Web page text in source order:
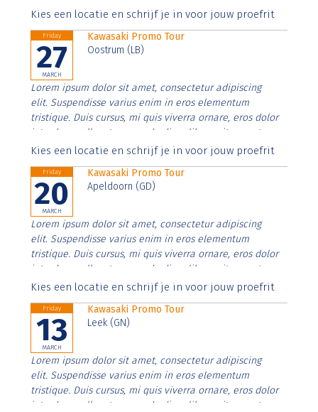
Aenean faucibus nibh et justo cursus id rutrum lorem
Kies een locatie en schrijf je in voor jouw proefrit
Friday
27
MARCH
Kawasaki Promo Tour
Oostrum (LB)
Lorem ipsum dolor sit amet, consectetur adipiscing
elit. Suspendisse varius enim in eros elementum
tristique. Duis cursus, mi quis viverra ornare, eros dolor
interdum nulla, ut commodo diam libero vitae erat.
Aenean faucibus nibh et justo cursus id rutrum lorem
Kies een locatie en schrijf je in voor jouw proefrit
Friday
20
MARCH
Kawasaki Promo Tour
Apeldoorn (GD)
Lorem ipsum dolor sit amet, consectetur adipiscing
elit. Suspendisse varius enim in eros elementum
tristique. Duis cursus, mi quis viverra ornare, eros dolor
interdum nulla, ut commodo diam libero vitae erat.
Aenean faucibus nibh et justo cursus id rutrum lorem
Kies een locatie en schrijf je in voor jouw proefrit
Friday
13
MARCH
Kawasaki Promo Tour
Leek (GN)
Lorem ipsum dolor sit amet, consectetur adipiscing
elit. Suspendisse varius enim in eros elementum
tristique. Duis cursus, mi quis viverra ornare, eros dolor
interdum nulla, ut commodo diam libero vitae erat.